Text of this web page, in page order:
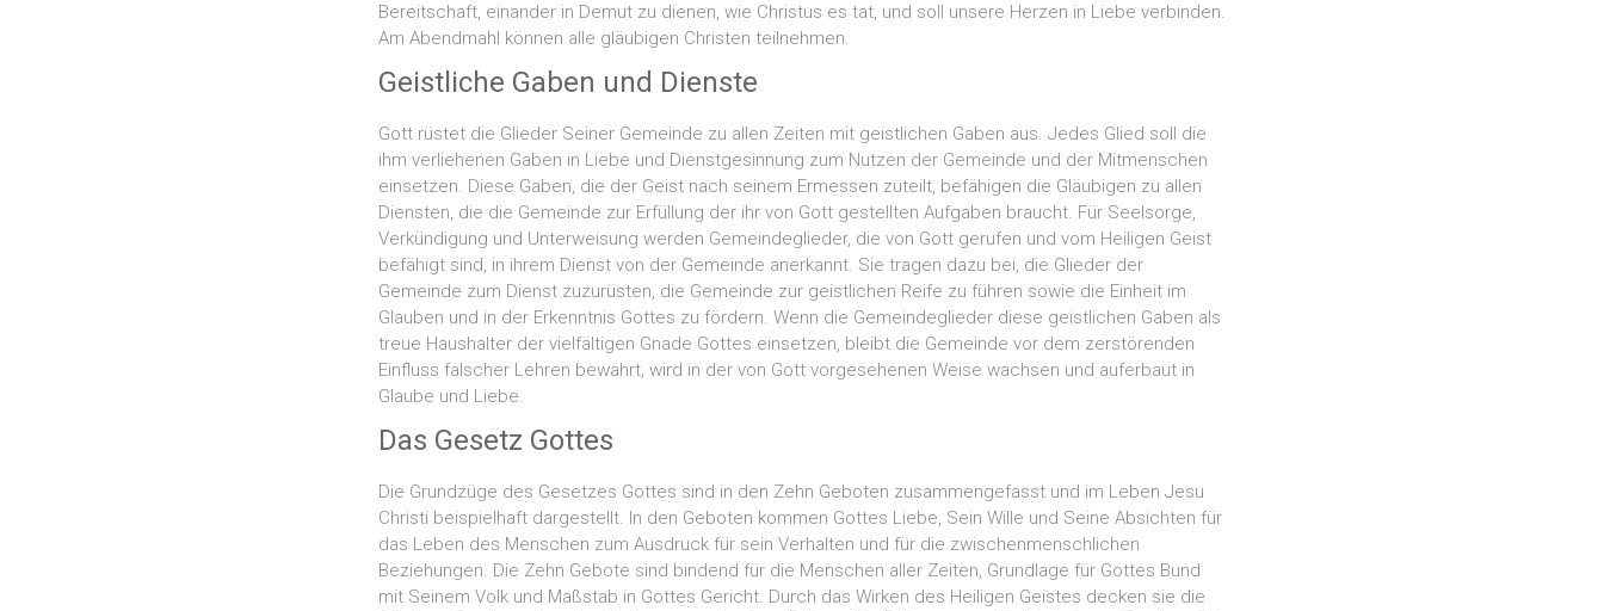
Bereitschaft, einander in Demut zu dienen, wie Christus es tat, und soll unsere Herzen in Liebe verbinden.
Am Abendmahl können alle gläubigen Christen teilnehmen.
Geistliche Gaben und Dienste
Gott rüstet die Glieder Seiner Gemeinde zu allen Zeiten mit geistlichen Gaben aus. Jedes Glied soll die
ihm verliehenen Gaben in Liebe und Dienstgesinnung zum Nutzen der Gemeinde und der Mitmenschen
einsetzen. Diese Gaben, die der Geist nach seinem Ermessen zuteilt, befähigen die Gläubigen zu allen
Diensten, die die Gemeinde zur Erfüllung der ihr von Gott gestellten Aufgaben braucht. Für Seelsorge,
Verkündigung und Unterweisung werden Gemeindeglieder, die von Gott gerufen und vom Heiligen Geist
befähigt sind, in ihrem Dienst von der Gemeinde anerkannt. Sie tragen dazu bei, die Glieder der
Gemeinde zum Dienst zuzurüsten, die Gemeinde zur geistlichen Reife zu führen sowie die Einheit im
Glauben und in der Erkenntnis Gottes zu fördern. Wenn die Gemeindeglieder diese geistlichen Gaben als
treue Haushalter der vielfältigen Gnade Gottes einsetzen, bleibt die Gemeinde vor dem zerstörenden
Einfluss falscher Lehren bewahrt, wird in der von Gott vorgesehenen Weise wachsen und auferbaut in
Glaube und Liebe.
Das Gesetz Gottes
Die Grundzüge des Gesetzes Gottes sind in den Zehn Geboten zusammengefasst und im Leben Jesu
Christi beispielhaft dargestellt. In den Geboten kommen Gottes Liebe, Sein Wille und Seine Absichten für
das Leben des Menschen zum Ausdruck für sein Verhalten und für die zwischenmenschlichen
Beziehungen. Die Zehn Gebote sind bindend für die Menschen aller Zeiten, Grundlage für Gottes Bund
mit Seinem Volk und Maßstab in Gottes Gericht. Durch das Wirken des Heiligen Geistes decken sie die